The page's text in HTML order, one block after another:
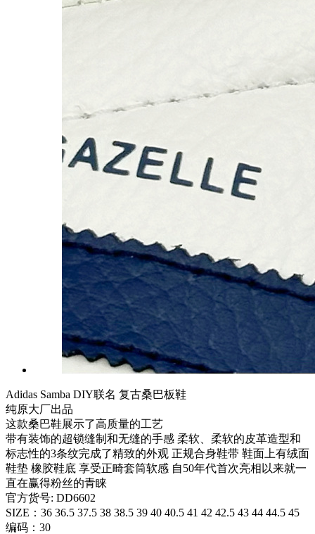
Adidas Samba DIY联名 复古桑巴板鞋
纯原大厂出品
这款桑巴鞋展示了高质量的工艺
带有装饰的超锁缝制和无缝的手感 柔软、柔软的皮革造型和
标志性的3条纹完成了精致的外观 正规合身鞋带 鞋面上有绒面
鞋垫 橡胶鞋底 享受正畸套筒软感 自50年代首次亮相以来就一
直在赢得粉丝的青睐
官方货号: DD6602
SIZE：36 36.5 37.5 38 38.5 39 40 40.5 41 42 42.5 43 44 44.5 45
编码：30